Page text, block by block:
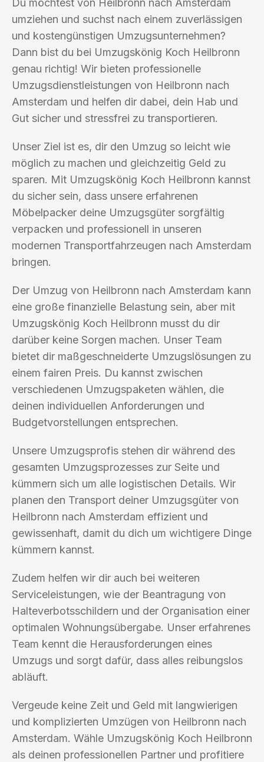
Du möchtest von Heilbronn nach Amsterdam
umziehen und suchst nach einem zuverlässigen
und kostengünstigen Umzugsunternehmen?
Dann bist du bei Umzugskönig Koch Heilbronn
genau richtig! Wir bieten professionelle
Umzugsdienstleistungen von Heilbronn nach
Amsterdam und helfen dir dabei, dein Hab und
Gut sicher und stressfrei zu transportieren.
Unser Ziel ist es, dir den Umzug so leicht wie
möglich zu machen und gleichzeitig Geld zu
sparen. Mit Umzugskönig Koch Heilbronn kannst
du sicher sein, dass unsere erfahrenen
Möbelpacker deine Umzugsgüter sorgfältig
verpacken und professionell in unseren
modernen Transportfahrzeugen nach Amsterdam
bringen.
Der Umzug von Heilbronn nach Amsterdam kann
eine große finanzielle Belastung sein, aber mit
Umzugskönig Koch Heilbronn musst du dir
darüber keine Sorgen machen. Unser Team
bietet dir maßgeschneiderte Umzugslösungen zu
einem fairen Preis. Du kannst zwischen
verschiedenen Umzugspaketen wählen, die
deinen individuellen Anforderungen und
Budgetvorstellungen entsprechen.
Unsere Umzugsprofis stehen dir während des
gesamten Umzugsprozesses zur Seite und
kümmern sich um alle logistischen Details. Wir
planen den Transport deiner Umzugsgüter von
Heilbronn nach Amsterdam effizient und
gewissenhaft, damit du dich um wichtigere Dinge
kümmern kannst.
Zudem helfen wir dir auch bei weiteren
Serviceleistungen, wie der Beantragung von
Halteverbotsschildern und der Organisation einer
optimalen Wohnungsübergabe. Unser erfahrenes
Team kennt die Herausforderungen eines
Umzugs und sorgt dafür, dass alles reibungslos
abläuft.
Vergeude keine Zeit und Geld mit langwierigen
und komplizierten Umzügen von Heilbronn nach
Amsterdam. Wähle Umzugskönig Koch Heilbronn
als deinen professionellen Partner und profitiere